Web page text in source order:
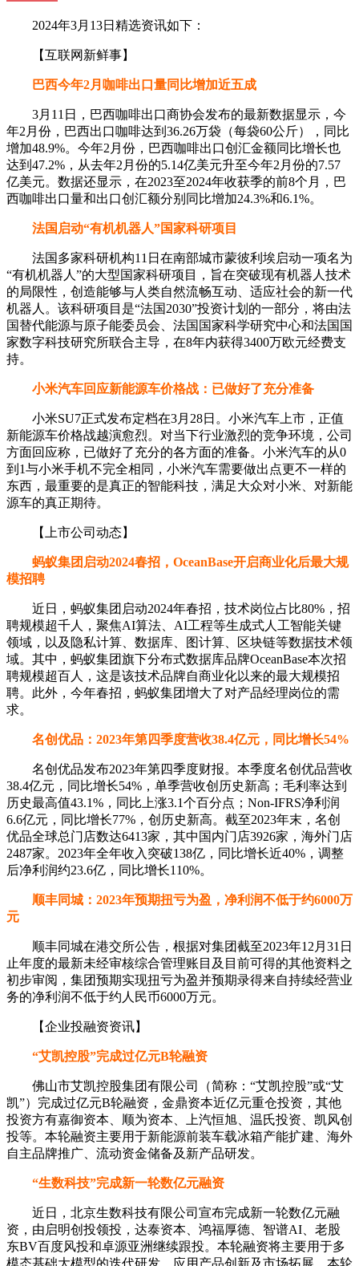
2024年3月13日精选资讯如下：
【互联网新鲜事】
巴西今年2月咖啡出口量同比增加近五成
3月11日，巴西咖啡出口商协会发布的最新数据显示，今
年2月份，巴西出口咖啡达到36.26万袋（每袋60公斤），同比
增加48.9%。今年2月份，巴西咖啡出口创汇金额同比增长也
达到47.2%，从去年2月份的5.14亿美元升至今年2月份的7.57
亿美元。数据还显示，在2023至2024年收获季的前8个月，巴
西咖啡出口量和出口创汇额分别同比增加24.3%和6.1%。
法国启动“有机机器人”国家科研项目
法国多家科研机构11日在南部城市蒙彼利埃启动一项名为
“有机机器人”的大型国家科研项目，旨在突破现有机器人技术
的局限性，创造能够与人类自然流畅互动、适应社会的新一代
机器人。该科研项目是“法国2030”投资计划的一部分，将由法
国替代能源与原子能委员会、法国国家科学研究中心和法国国
家数字科技研究所联合主导，在8年内获得3400万欧元经费支
持。
小米汽车回应新能源车价格战：已做好了充分准备
小米SU7正式发布定档在3月28日。小米汽车上市，正值
新能源车价格战越演愈烈。对当下行业激烈的竞争环境，公司
方面回应称，已做好了充分的各方面的准备。小米汽车的从0
到1与小米手机不完全相同，小米汽车需要做出点更不一样的
东西，最重要的是真正的智能科技，满足大众对小米、对新能
源车的真正期待。
【上市公司动态】
蚂蚁集团启动2024春招，OceanBase开启商业化后最大规
模招聘
近日，蚂蚁集团启动2024年春招，技术岗位占比80%，招
聘规模超千人，聚焦AI算法、AI工程等生成式人工智能关键
领域，以及隐私计算、数据库、图计算、区块链等数据技术领
域。其中，蚂蚁集团旗下分布式数据库品牌OceanBase本次招
聘规模超百人，这是该技术品牌自商业化以来的最大规模招
聘。此外，今年春招，蚂蚁集团增大了对产品经理岗位的需
求。
名创优品：2023年第四季度营收38.4亿元，同比增长54%
名创优品发布2023年第四季度财报。本季度名创优品营收
38.4亿元，同比增长54%，单季营收创历史新高；毛利率达到
历史最高值43.1%，同比上涨3.1个百分点；Non-IFRS净利润
6.6亿元，同比增长77%，创历史新高。截至2023年末，名创
优品全球总门店数达6413家，其中国内门店3926家，海外门店
2487家。2023年全年收入突破138亿，同比增长近40%，调整
后净利润约23.6亿，同比增长110%。
顺丰同城：2023年预期扭亏为盈，净利润不低于约6000万
元
顺丰同城在港交所公告，根据对集团截至2023年12月31日
止年度的最新未经审核综合管理账目及目前可得的其他资料之
初步审阅，集团预期实现扭亏为盈并预期录得来自持续经营业
务的净利润不低于约人民币6000万元。
【企业投融资资讯】
“艾凯控股”完成过亿元B轮融资
佛山市艾凯控股集团有限公司（简称：“艾凯控股”或“艾
凯”）完成过亿元B轮融资，金鼎资本近亿元重仓投资，其他
投资方有嘉御资本、顺为资本、上汽恒旭、温氏投资、凯风创
投等。本轮融资主要用于新能源前装车载冰箱产能扩建、海外
自主品牌推广、流动资金储备及新产品研发。
“生数科技”完成新一轮数亿元融资
近日，北京生数科技有限公司宣布完成新一轮数亿元融
资，由启明创投领投，达泰资本、鸿福厚德、智谱AI、老股
东BV百度风投和卓源亚洲继续跟投。本轮融资将主要用于多